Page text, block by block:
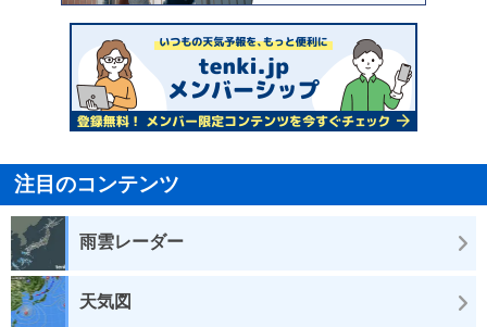
注目のコンテンツ
雨雲レーダー
天気図